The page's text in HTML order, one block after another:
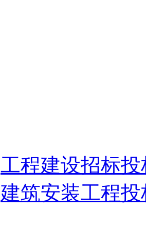
工程建设招标
建筑安装工程